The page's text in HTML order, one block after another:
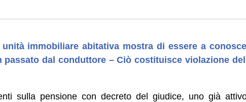
immobiliare abitativa mostra di essere a
passato dal conduttore – Ciò costituisce violazione
sulla pensione con decreto del giudice, uno già